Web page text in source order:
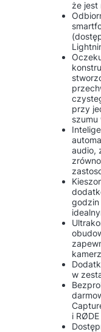
że jest
przy
szumu
audio,
w
i